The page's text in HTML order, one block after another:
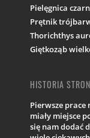
Pielęgnica
Prętnik
Thorichthys
Giętkoząb
HISTORIA
Pierwsze
miały miejsce
się nam dodać